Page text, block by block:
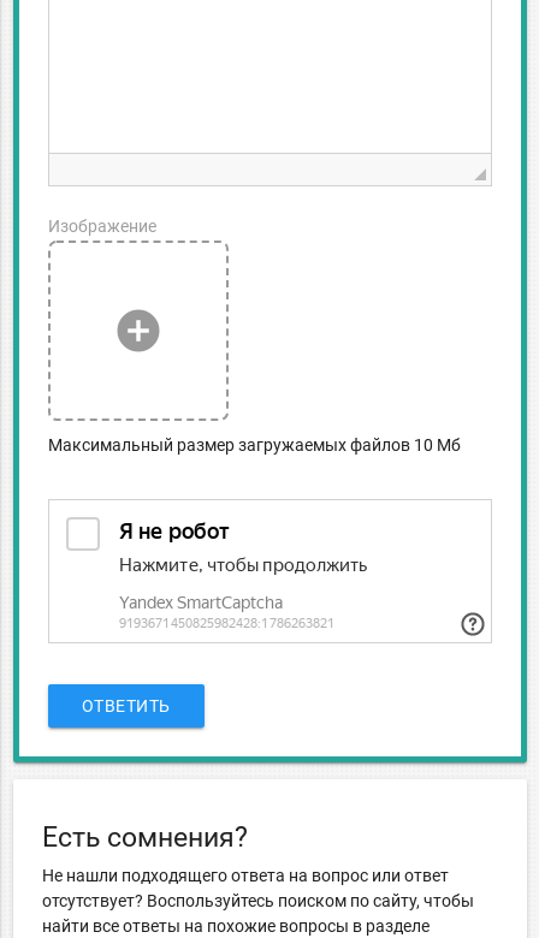
add_circle
Изображение
Максимальный размер загружаемых файлов 10 Мб
ОТВЕТИТЬ
Есть сомнения?
Не нашли подходящего ответа на вопрос или ответ
отсутствует? Воспользуйтесь поиском по сайту, чтобы
найти все ответы на похожие вопросы в разделе